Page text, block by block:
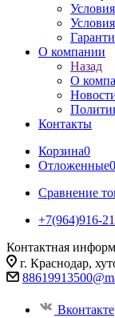
О компании
Назад
О
Контакты
Корзина0
Отложенные0
Сравнение
+7(964)916-
Контактная
г. Краснодар,
Вконтакте